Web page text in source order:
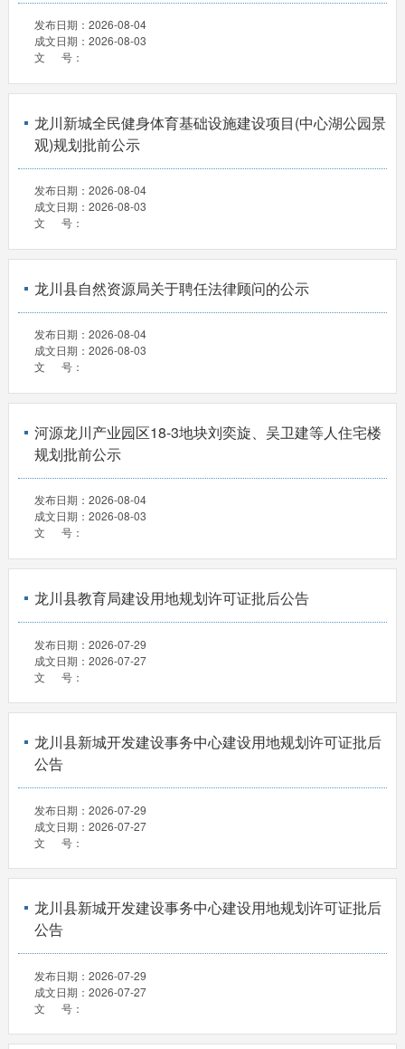
发布日期： 2026-08-04
成文日期： 2026-08-03
文 号：
龙川新城全民健身体育基础设施建设项目(中心湖公园景
观)规划批前公示
发布日期： 2026-08-04
成文日期： 2026-08-03
文 号：
龙川县自然资源局关于聘任法律顾问的公示
发布日期： 2026-08-04
成文日期： 2026-08-03
文 号：
河源龙川产业园区18-3地块刘奕旋、吴卫建等人住宅楼
规划批前公示
发布日期： 2026-08-04
成文日期： 2026-08-03
文 号：
龙川县教育局建设用地规划许可证批后公告
发布日期： 2026-07-29
成文日期： 2026-07-27
文 号：
龙川县新城开发建设事务中心建设用地规划许可证批后
公告
发布日期： 2026-07-29
成文日期： 2026-07-27
文 号：
龙川县新城开发建设事务中心建设用地规划许可证批后
公告
发布日期： 2026-07-29
成文日期： 2026-07-27
文 号：